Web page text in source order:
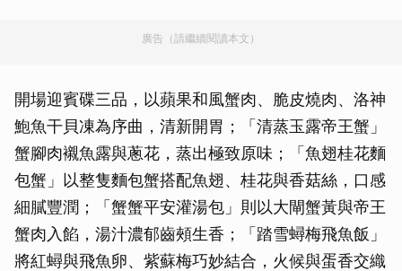
廣告（請繼續閱讀本文）
開場迎賓碟三品，以蘋果和風蟹肉、脆皮燒肉、洛神
鮑魚干貝凍為序曲，清新開胃；「清蒸玉露帝王蟹」
蟹腳肉襯魚露與蔥花，蒸出極致原味；「魚翅桂花麵
包蟹」以整隻麵包蟹搭配魚翅、桂花與香菇絲，口感
細膩豐潤；「蟹蟹平安灌湯包」則以大閘蟹黃與帝王
蟹肉入餡，湯汁濃郁齒頰生香；「踏雪蟳梅飛魚飯」
將紅蟳與飛魚卵、紫蘇梅巧妙結合，火候與蛋香交織